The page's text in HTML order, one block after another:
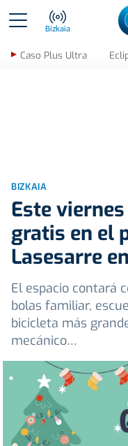
Bizkaia
Caso Plus Ultra
BIZKAIA
Este
gratis en el
Lasesarre
El espacio contará
bolas familiar,
bicicleta más
mecánico…